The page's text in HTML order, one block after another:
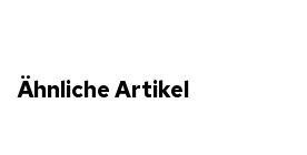
Ähnliche Artikel